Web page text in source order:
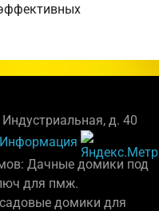
д. 40
Информация
Дачные домики под
для пмж.
домики для